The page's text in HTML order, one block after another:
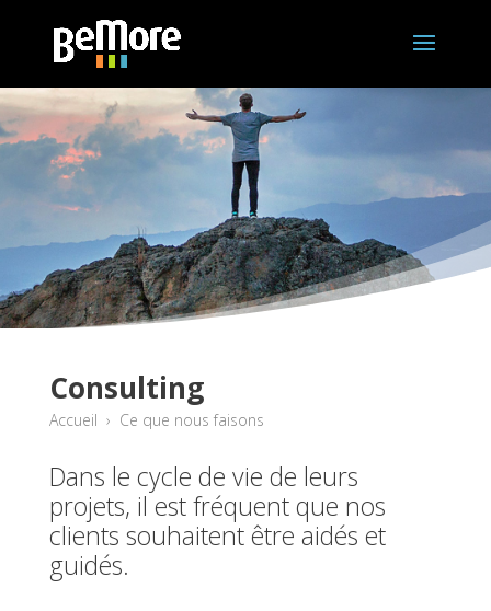
Consulting
Accueil › Ce que nous faisons
Dans le cycle de vie de leurs
projets, il est fréquent que nos
clients souhaitent être aidés et
guidés.